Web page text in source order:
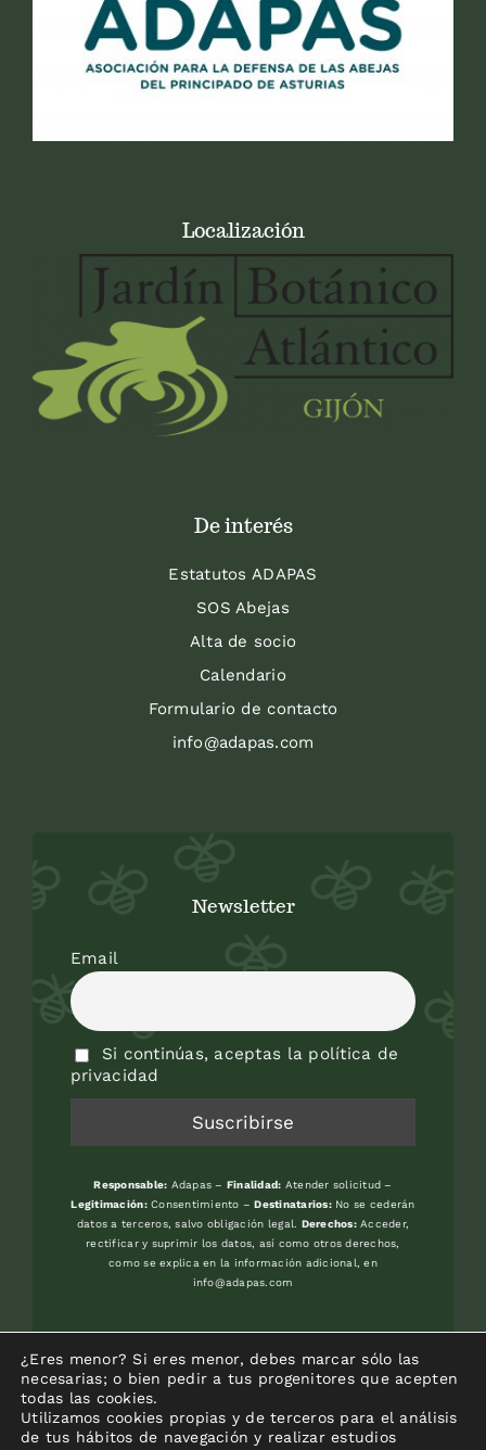
Localización
De interés
Estatutos ADAPAS
SOS Abejas
Alta de socio
Calendario
Formulario de contacto
info@adapas.com
Newsletter
Email
Si continúas, aceptas la política de
privacidad
Responsable: Adapas – Finalidad: Atender solicitud –
Legitimación:Consentimiento –Destinatarios:No se cederán
datos a terceros, salvo obligación legal. Derechos:Acceder,
rectificar y suprimir los datos, así como otros derechos,
como se explica en la información adicional, en
info@adapas.com
-GIJON (Asturias) – Frente Universidad
¿Eres menor? Si eres menor, debes marcar sólo las
necesarias; o bien pedir a tus progenitores que acepten
todas las cookies.
Utilizamos cookies propias y de terceros para el análisis
de tus hábitos de navegación y realizar estudios